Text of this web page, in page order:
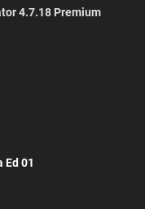
4.7.18 Premium
Ed 01